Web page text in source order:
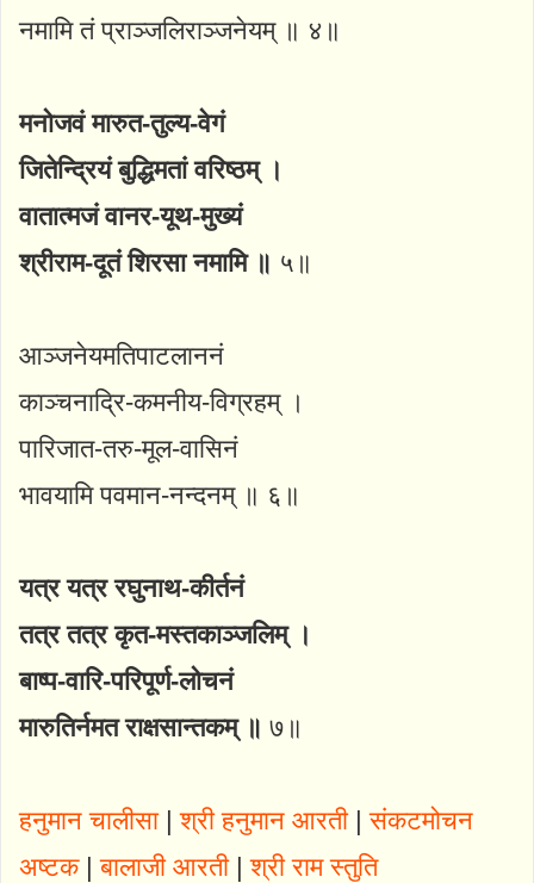
नमामि तं प्राञ्जलिराञ्जनेयम् ॥ ४॥
मनोजवं मारुत-तुल्य-वेगं
जितेन्द्रियं बुद्धिमतां वरिष्ठम् ।
वातात्मजं वानर-यूथ-मुख्यं
श्रीराम-दूतं शिरसा नमामि ॥ ५॥
आञ्जनेयमतिपाटलाननं
काञ्चनाद्रि-कमनीय-विग्रहम् ।
पारिजात-तरु-मूल-वासिनं
भावयामि पवमान-नन्दनम् ॥ ६॥
यत्र यत्र रघुनाथ-कीर्तनं
तत्र तत्र कृत-मस्तकाञ्जलिम् ।
बाष्प-वारि-परिपूर्ण-लोचनं
मारुतिर्नमत राक्षसान्तकम् ॥ ७॥
हनुमान चालीसा|श्री हनुमान आरती|संकटमोचन
अष्टक|बालाजी आरती|श्री राम स्तुति